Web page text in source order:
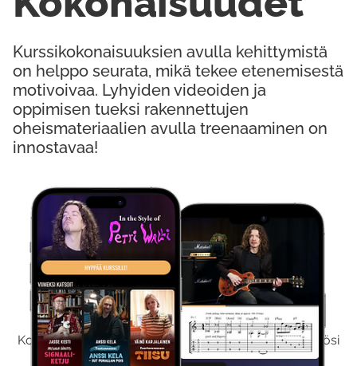
Kokeile Ilmaiseksi
Kokeilemalla ilmaiseksi saat koko sisältömme käyttöösi
viikon ajaksi.
Kurssikokonaisuuksien avulla kehittymistä
on helppo seurata, mikä tekee etenemisestä
motivoivaa. Lyhyiden videoiden ja
oppimisen tueksi rakennettujen
oheismateriaalien avulla treenaaminen on
innostavaa!